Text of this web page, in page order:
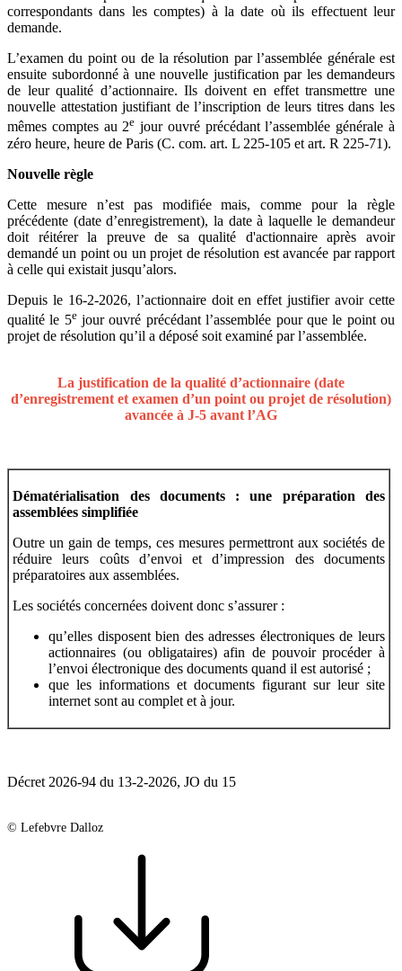
correspondants dans les comptes) à la date où ils effectuent leur
demande.
L’examen du point ou de la résolution par l’assemblée générale est
ensuite subordonné à une nouvelle justification par les demandeurs
de leur qualité d’actionnaire. Ils doivent en effet transmettre une
nouvelle attestation justifiant de l’inscription de leurs titres dans les
mêmes comptes au 2e jour ouvré précédant l’assemblée générale à
zéro heure, heure de Paris (C. com. art. L 225-105 et art. R 225-71).
Nouvelle règle
Cette mesure n’est pas modifiée mais, comme pour la règle
précédente (date d’enregistrement), la date à laquelle le demandeur
doit réitérer la preuve de sa qualité d'actionnaire après avoir
demandé un point ou un projet de résolution est avancée par rapport
à celle qui existait jusqu’alors.
Depuis le 16-2-2026, l’actionnaire doit en effet justifier avoir cette
qualité le 5ejour ouvré précédant l’assem­blée pour que le point ou
projet de résolution qu’il a déposé soit examiné par l’assemblée.
La justification de la qualité d’actionnaire (date
d’enregistrement et examen d’un point ou projet de résolution)
avancée à J-5 avant l’AG
Dématérialisation des documents : une préparation des
assemblées simplifiée
Outre un gain de temps, ces mesures permettront aux sociétés de
réduire leurs coûts d’envoi et d’impression des documents
préparatoires aux assemblées.
Les sociétés concernées doivent donc s’assurer :
qu’elles disposent bien des adresses électroniques de leurs
actionnaires (ou obligataires) afin de pouvoir procéder à
l’envoi électronique des documents quand il est autorisé ;
que les informations et documents figurant sur leur site
internet sont au complet et à jour.
Décret 2026-94 du 13-2-2026, JO du 15
© Lefebvre Dalloz